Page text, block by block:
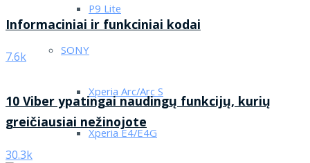
P9 Lite
SONY
Xperia Arc/Arc S
Xperia E4/E4G
Informaciniai ir funkciniai kodai
7.6k
10 Viber ypatingai naudingų funkcijų, kurių
greičiausiai nežinojote
30.3k